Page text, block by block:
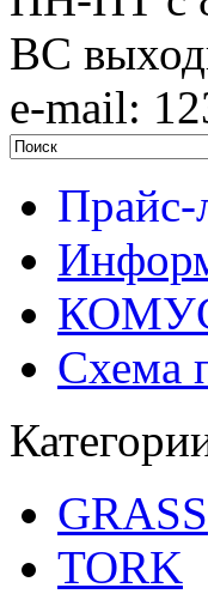
ВС
e-mail:
Прайс-
Схема
GRASS
TORK